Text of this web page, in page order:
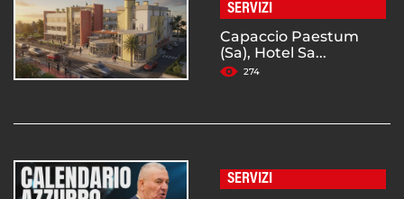
SERVIZI
Capaccio Paestum
(Sa), Hotel Sa...
274
SERVIZI